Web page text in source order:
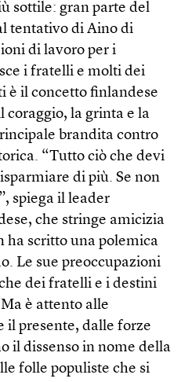
sottile: gran parte del
tentativo di Aino di
di lavoro per i
i fratelli e molti dei
è il concetto finlandese
coraggio, la grinta e la
brandita contro
“Tutto ciò che devi
di più. Se non
spiega il leader
che stringe amicizia
ha scritto una polemica
Le sue preoccupazioni
dei fratelli e i destini
è attento alle
il presente, dalle forze
il dissenso in nome della
folle populiste che si